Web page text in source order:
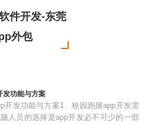
件开发-东莞
外包
发功能与方案
开发功能与方案1、校园跑腿app开发需
人员的选择是app开发必不可少的一部